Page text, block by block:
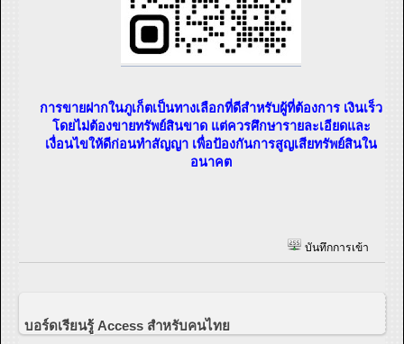
การขายฝากในภูเก็ตเป็นทางเลือกที่ดีสำหรับผู้ที่ต้องการ เงินเร็ว
โดยไม่ต้องขายทรัพย์สินขาด แต่ควรศึกษารายละเอียดและ
เงื่อนไขให้ดีก่อนทำสัญญา เพื่อป้องกันการสูญเสียทรัพย์สินใน
อนาคต
บันทึกการเข้า
บอร์ดเรียนรู้ Access สำหรับคนไทย